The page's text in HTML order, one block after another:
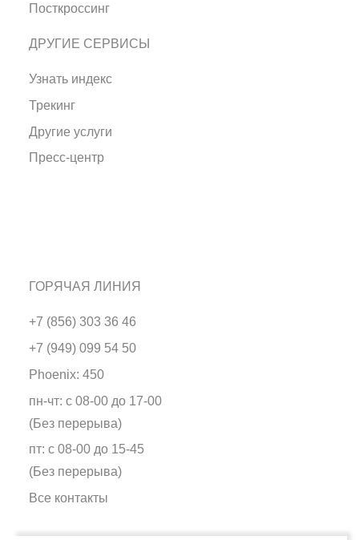
Посткроссинг
ДРУГИЕ СЕРВИСЫ
Узнать индекс
Трекинг
Другие услуги
Пресс-центр
ГОРЯЧАЯ ЛИНИЯ
+7 (856) 303 36 46
+7 (949) 099 54 50
Phoenix: 450
пн-чт: с 08-00 до 17-00
(Без перерыва)
пт: с 08-00 до 15-45
(Без перерыва)
Все контакты